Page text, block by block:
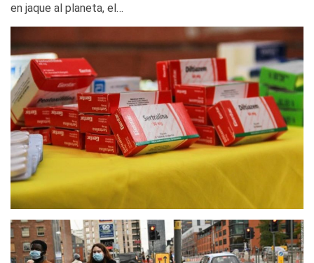
en jaque al planeta, el…